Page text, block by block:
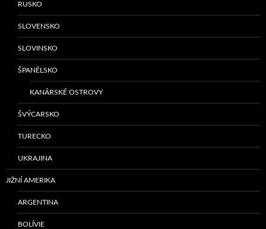
RUSKO
SLOVENSKO
SLOVINSKO
ŠPANĚLSKO
KANÁRSKÉ OSTROVY
ŠVÝCARSKO
TURECKO
UKRAJINA
JIŽNÍ AMERIKA
ARGENTINA
BOLÍVIE